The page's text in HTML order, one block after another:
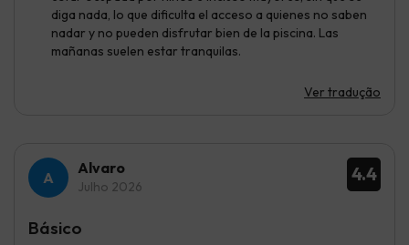
diga nada, lo que dificulta el acceso a quienes no saben
nadar y no pueden disfrutar bien de la piscina. Las
mañanas suelen estar tranquilas.
Ver tradução
4.4
Alvaro
Julho 2026
Básico